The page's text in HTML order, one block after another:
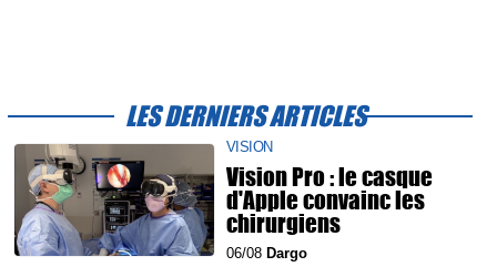
LES DERNIERS ARTICLES
VISION
Vision Pro : le casque
d'Apple convainc les
chirurgiens
06/08 Dargo